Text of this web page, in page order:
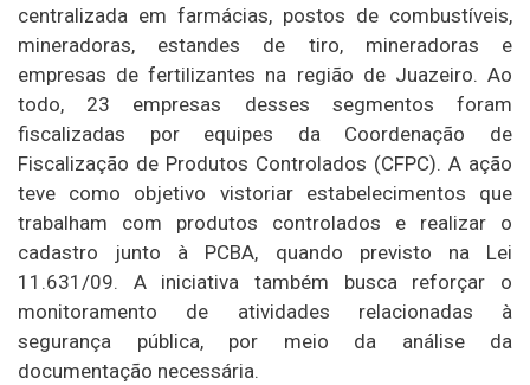
centralizada em farmácias, postos de combustíveis,
mineradoras, estandes de tiro, mineradoras e
empresas de fertilizantes na região de Juazeiro. Ao
todo, 23 empresas desses segmentos foram
fiscalizadas por equipes da Coordenação de
Fiscalização de Produtos Controlados (CFPC). A ação
teve como objetivo vistoriar estabelecimentos que
trabalham com produtos controlados e realizar o
cadastro junto à PCBA, quando previsto na Lei
11.631/09. A iniciativa também busca reforçar o
monitoramento de atividades relacionadas à
segurança pública, por meio da análise da
documentação necessária.